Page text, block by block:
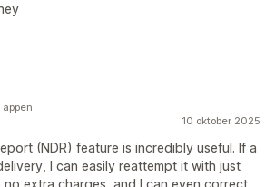
10 oktober 2025
(NDR) feature is incredibly useful. If a
I can easily reattempt it with just